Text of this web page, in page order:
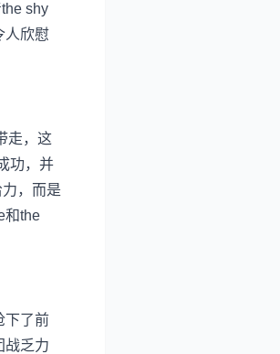
shy
人欣慰
走，这
功，并
，而是
和the
下了前
战乏力